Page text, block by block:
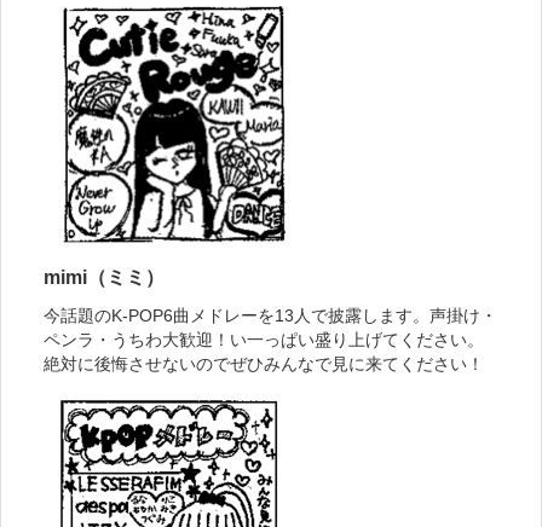
mimi（ミミ）
今話題のK-POP6曲メドレーを13人で披露します。声掛け・
ペンラ・うちわ大歓迎！い一っぱい盛り上げてください。
絶対に後悔させないのでぜひみんなで見に来てください！